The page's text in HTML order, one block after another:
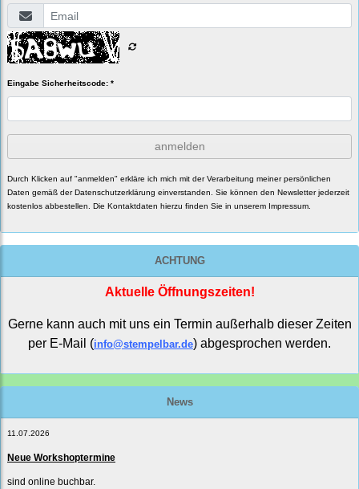
Eingabe Sicherheitscode: *
anmelden
Durch Klicken auf "anmelden" erkläre ich mich mit der Verarbeitung meiner persönlichen
Daten gemäß der Datenschutzerklärung einverstanden. Sie können den Newsletter jederzeit
kostenlos abbestellen. Die Kontaktdaten hierzu finden Sie in unserem Impressum.
ACHTUNG
Aktuelle Öffnungszeiten!
Gerne kann auch mit uns ein Termin außerhalb dieser Zeiten
per E-Mail (info@stempelbar.de) abgesprochen werden.
News
11.07.2026
Neue Workshoptermine
sind online buchbar.